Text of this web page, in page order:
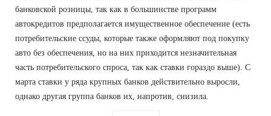
банковской розницы, так как в большинстве программ
автокредитов предполагается имущественное обеспечение (есть
потребительские ссуды, которые также оформляют под покупку
авто без обеспечения, но на них приходится незначительная
часть потребительского спроса, так как ставки гораздо выше). С
марта ставки у ряда крупных банков действительно выросли,
однако другая группа банков их, напротив, снизила.